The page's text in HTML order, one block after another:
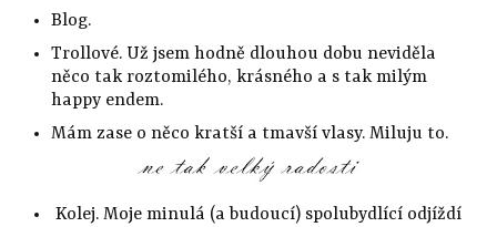
Blog.
Trollové. Už jsem hodně dlouhou dobu neviděla
něco tak roztomilého, krásného a s tak milým
happy endem.
Mám zase o něco kratší a tmavší vlasy. Miluju to.
Kolej. Moje minulá (a budoucí) spolubydlící odjíždí